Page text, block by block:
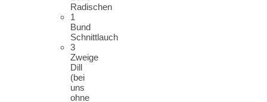
Radischen
1
Bund
Schnittlauch
3
Zweige
Dill
(bei
uns
ohne